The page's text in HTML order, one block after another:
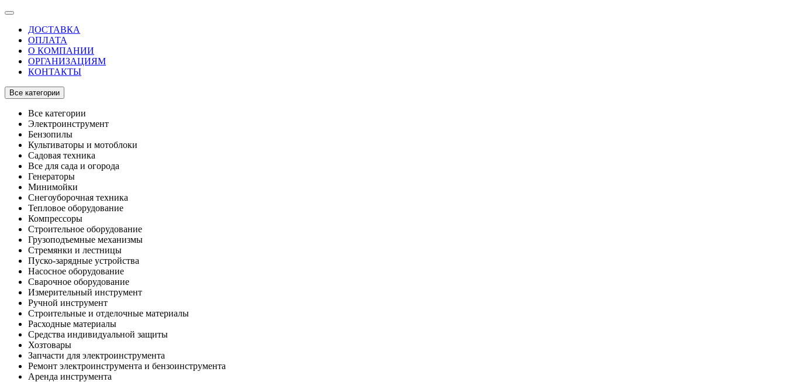
ДОСТАВКА
ОПЛАТА
О КОМПАНИИ
ОРГАНИЗАЦИЯМ
КОНТАКТЫ
Все категории
Все категории
Электроинструмент
Бензопилы
Культиваторы и мотоблоки
Садовая техника
Все для сада и огорода
Генераторы
Минимойки
Снегоуборочная техника
Тепловое оборудование
Компрессоры
Строительное оборудование
Грузоподъемные механизмы
Стремянки и лестницы
Пуско-зарядные устройства
Насосное оборудование
Сварочное оборудование
Измерительный инструмент
Ручной инструмент
Строительные и отделочные материалы
Расходные материалы
Средства индивидуальной защиты
Хозтовары
Запчасти для электроинструмента
Ремонт электроинструмента и бензоинструмента
Аренда инструмента